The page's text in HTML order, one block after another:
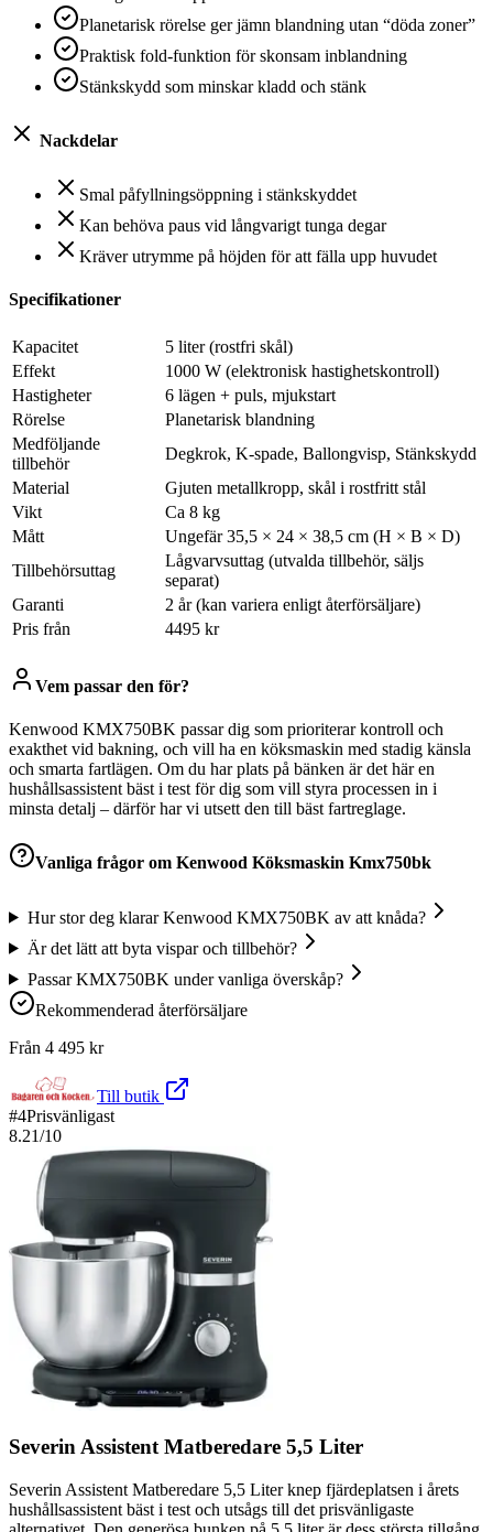
Planetarisk rörelse ger jämn blandning utan “döda zoner”
Praktisk fold-funktion för skonsam inblandning
Stänkskydd som minskar kladd och stänk
Nackdelar
Smal påfyllningsöppning i stänkskyddet
Kan behöva paus vid långvarigt tunga degar
Kräver utrymme på höjden för att fälla upp huvudet
Specifikationer
Kapacitet
5 liter (rostfri skål)
Effekt
1000 W (elektronisk hastighetskontroll)
Hastigheter
6 lägen + puls, mjukstart
Rörelse
Planetarisk blandning
Medföljande
tillbehör
Degkrok, K-spade, Ballongvisp, Stänkskydd
Material
Gjuten metallkropp, skål i rostfritt stål
Vikt
Ca 8 kg
Mått
Ungefär 35,5 × 24 × 38,5 cm (H × B × D)
Tillbehörsuttag
Lågvarvsuttag (utvalda tillbehör, säljs
separat)
Garanti
2 år (kan variera enligt återförsäljare)
Pris från
4495 kr
Vem passar den för?
Kenwood KMX750BK passar dig som prioriterar kontroll och
exakthet vid bakning, och vill ha en köksmaskin med stadig känsla
och smarta fartlägen. Om du har plats på bänken är det här en
hushållsassistent bäst i test för dig som vill styra processen in i
minsta detalj – därför har vi utsett den till bäst fartreglage.
Vanliga frågor om Kenwood Köksmaskin Kmx750bk
Hur stor deg klarar Kenwood KMX750BK av att knåda?
Är det lätt att byta vispar och tillbehör?
Passar KMX750BK under vanliga överskåp?
Rekommenderad återförsäljare
Från 4 495 kr
Till butik
#4Prisvänligast
8.21/10
Severin Assistent Matberedare 5,5 Liter
Severin Assistent Matberedare 5,5 Liter knep fjärdeplatsen i årets
hushållsassistent bäst i test och utsågs till det prisvänligaste